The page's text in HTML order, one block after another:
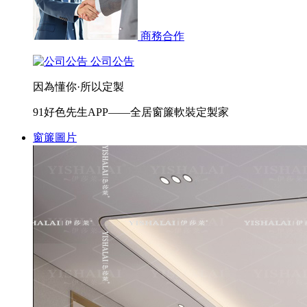
商務合作
公司公告
因為懂你·所以定製
91好色先生APP——全居窗簾軟裝定製家
窗簾圖片